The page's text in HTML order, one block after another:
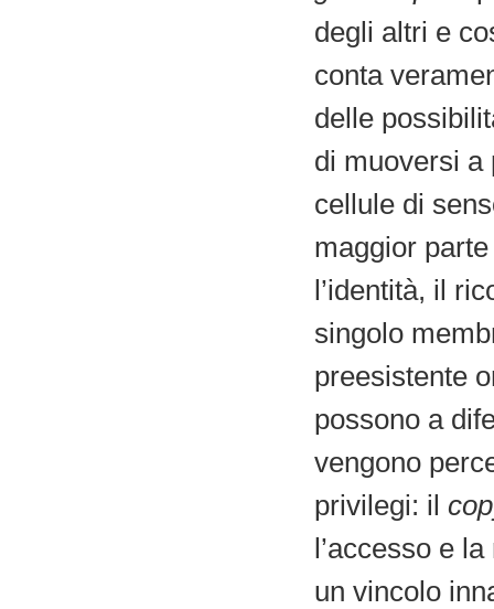
degli altri e
conta
delle
di muoversi a
cellule di
maggior
l’identità, il
singolo
preesistente
possono a
vengono
privilegi: il
l’accesso e
un vincolo